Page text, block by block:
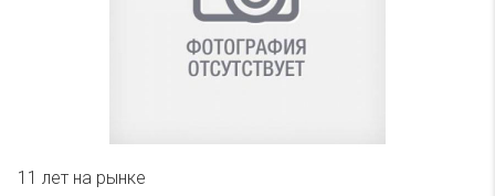
11 лет на рынке